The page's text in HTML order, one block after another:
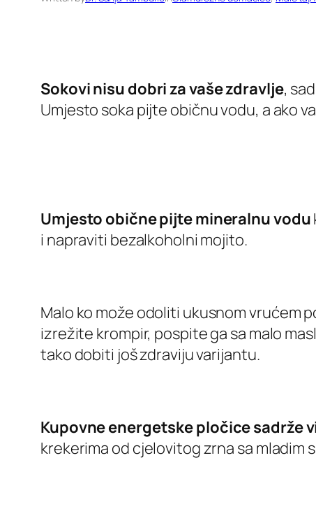
Sokovi nisu dobri za vaše zdravlje,
Umjesto soka pijte običnu vodu, a ako
Umjesto obične pijte mineralnu vodu
i napraviti bezalkoholni mojito.
Malo ko može odoliti ukusnom vrućem
izrežite krompir, pospite ga sa malo
tako dobiti još zdraviju varijantu.
Kupovne energetske pločice sadrže
krekerima od cjelovitog zrna sa mladim